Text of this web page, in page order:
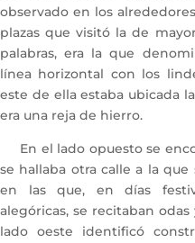
observado en los
plazas que visitó la de
palabras, era la que
línea horizontal con los
este de ella estaba ubicada
era una reja de hierro.
En el lado opuesto se
se hallaba otra calle a la que
en las que, en días
alegóricas, se recitaban
lado oeste identificó